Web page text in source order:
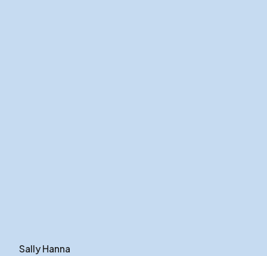
Sally Hanna